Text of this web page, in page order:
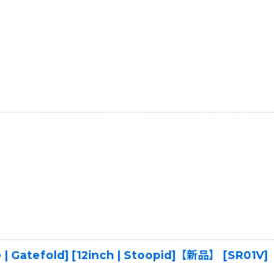
[12inch | Stoopid]【新品】 [SR01V]